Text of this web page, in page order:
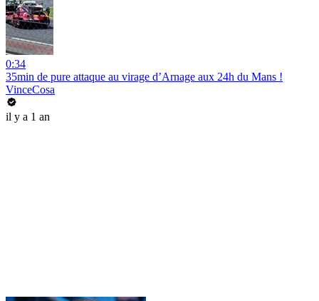
0:34
35min de pure attaque au virage d’Arnage aux 24h du Mans !
VinceCosa
il y a 1 an